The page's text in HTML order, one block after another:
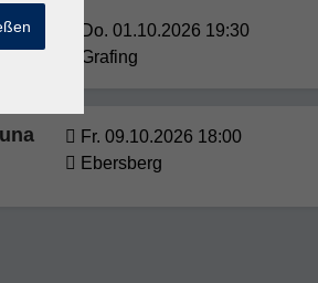
Do. 01.10.2026 19:30
Grafing
Fr. 09.10.2026 18:00
Ebersberg